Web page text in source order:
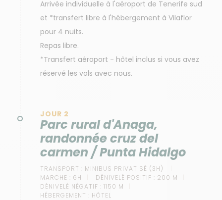
Arrivée individuelle à l'aéroport de Tenerife sud
et *transfert libre à l'hébergement à Vilaflor
pour 4 nuits.
Repas libre.
*Transfert aéroport - hôtel inclus si vous avez
réservé les vols avec nous.
JOUR 2
Parc rural d'Anaga,
randonnée cruz del
carmen / Punta Hidalgo
TRANSPORT : MINIBUS PRIVATISÉ (3H)
MARCHE : 6H DÉNIVELÉ POSITIF : 200 M
DÉNIVELÉ NÉGATIF : 1150 M
HÉBERGEMENT : HÔTEL